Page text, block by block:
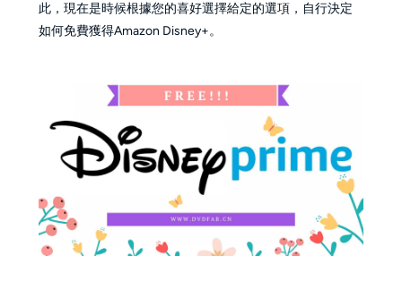
此，現在是時候根據您的喜好選擇給定的選項，自行決定
如何免費獲得Amazon Disney+。